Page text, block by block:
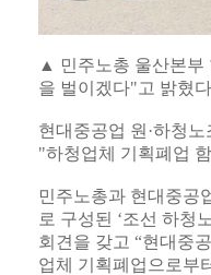
▲ 민주노총 울산본부
을 벌이겠다"고 밝혔
현대중공업 원·하청
"하청업체 기획폐업
민주노총과 현대중공
로 구성된 ‘조선 하청
회견을 갖고 “현대중
업체 기획폐업으로부